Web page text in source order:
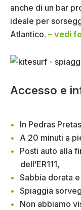
anche di un bar
ideale per
Atlantico. – vedi
Accesso e
In Pedras
A 20 minuti a
Posti auto alla
dell’ER111,
Sabbia dorata
Spiaggia
Non abbiamo